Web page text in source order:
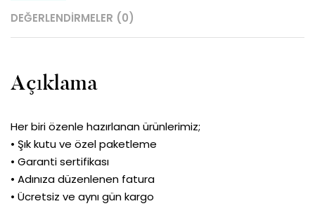
DEĞERLENDIRMELER (0)
Açıklama
Her biri özenle hazırlanan ürünlerimiz;
• Şık kutu ve özel paketleme
• Garanti sertifikası
• Adınıza düzenlenen fatura
• Ücretsiz ve aynı gün kargo